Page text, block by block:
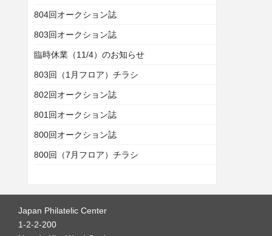
804回オークション誌
803回オークション誌
臨時休業（11/4）のお知らせ
803回（1月フロア）チラシ
802回オークション誌
801回オークション誌
800回オークション誌
800回（7月フロア）チラシ
Japan Philatelic Center
1-2-2-200